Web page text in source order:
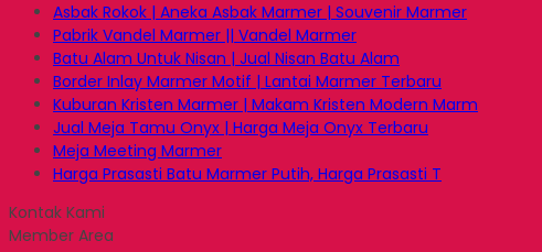
Asbak Rokok | Aneka Asbak Marmer | Souvenir Marmer
Pabrik Vandel Marmer || Vandel Marmer
Batu Alam Untuk Nisan | Jual Nisan Batu Alam
Border Inlay Marmer Motif | Lantai Marmer Terbaru
Kuburan Kristen Marmer | Makam Kristen Modern Marm
Jual Meja Tamu Onyx | Harga Meja Onyx Terbaru
Meja Meeting Marmer
Harga Prasasti Batu Marmer Putih, Harga Prasasti T
Kontak Kami
Member Area